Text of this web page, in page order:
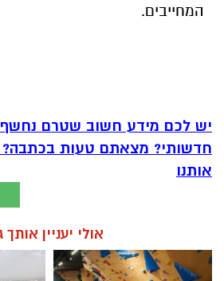
המחייבים.
יש לכם מידע חשוב שטרם
חדשותי? מצאתם טעות
אותנו
אולי יעניין אותך